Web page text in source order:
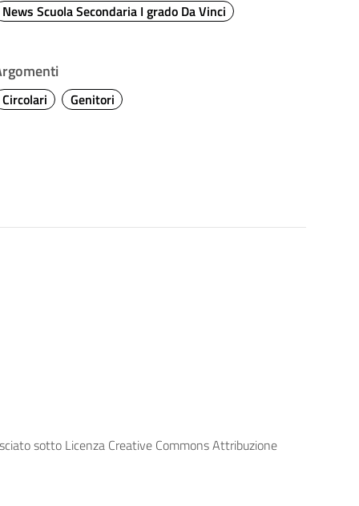
News Scuola Secondaria I grado Da Vinci
Circolari Genitori
sotto Licenza Creative Commons Attribuzione